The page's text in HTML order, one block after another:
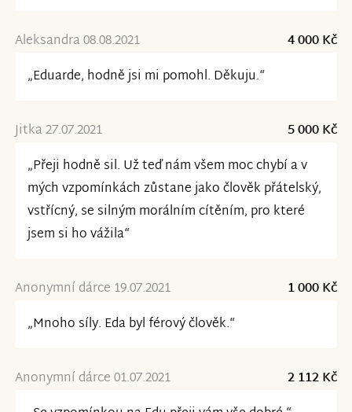
Aleksandra 08.08.2021
4 000 Kč
„Eduarde, hodně jsi mi pomohl. Děkuju.“
Jitka 27.07.2021
5 000 Kč
„Přeji hodně sil. Už teď nám všem moc chybí a v
mých vzpomínkách zůstane jako člověk přátelský,
vstřícný, se silným morálním cítěním, pro které
jsem si ho vážila“
Anonymní dárce 19.07.2021
1 000 Kč
„Mnoho síly. Eda byl férový člověk.“
Anonymní dárce 01.07.2021
2 112 Kč